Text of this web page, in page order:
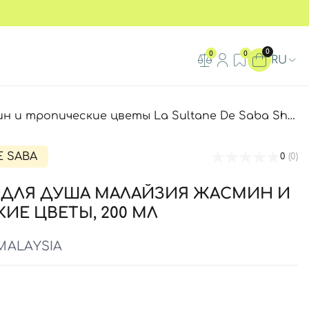
0 0 0
RU
цветы La Sultane De Saba Shower Gel Malaysia, 200 мл
SABA 0 (0)
ДЛЯ ДУША МАЛАЙЗИЯ ЖАСМИН И
ЦВЕТЫ, 200 МЛ